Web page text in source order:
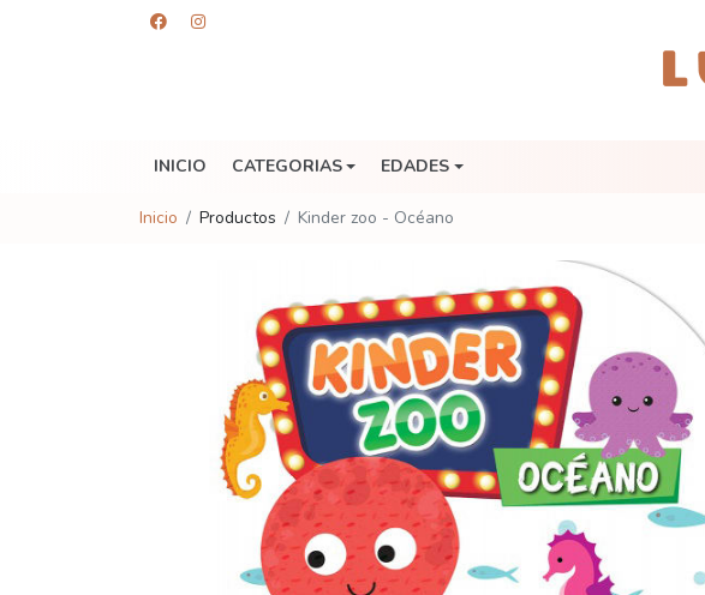
INICIO CATEGORIAS EDADES
Inicio Productos Kinder zoo - Océano